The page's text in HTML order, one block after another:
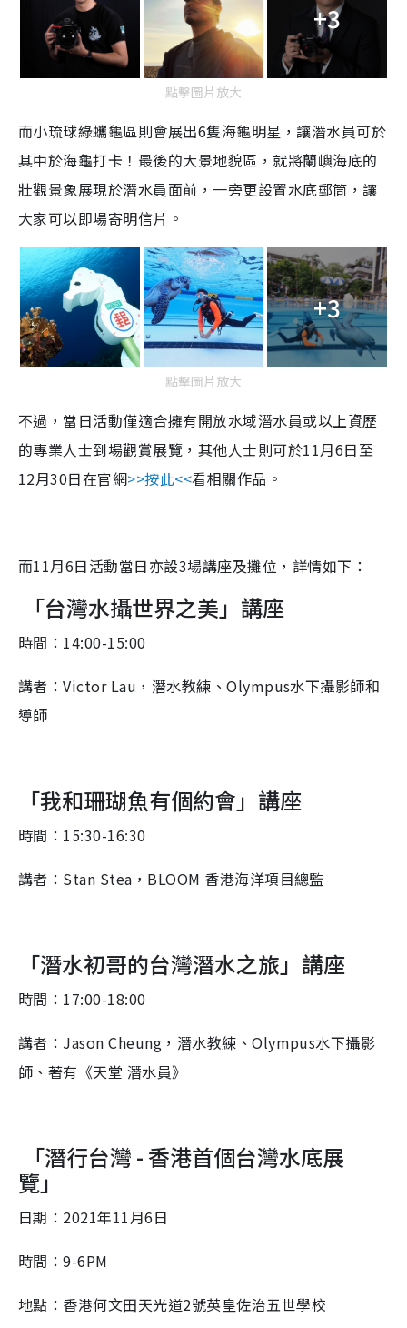
+3
點擊圖片放大
而小琉球綠蠵龜區則會展出6隻海龜明星，讓潛水員可於
其中於海龜打卡！最後的大景地貌區，就將蘭嶼海底的
壯觀景象展現於潛水員面前，一旁更設置水底郵筒，讓
大家可以即場寄明信片。
+3
點擊圖片放大
不過，當日活動僅適合擁有開放水域潛水員或以上資歷
的專業人士到場觀賞展覽，其他人士則可於11月6日至
12月30日在官網>>按此<<看相關作品。
而11月6日活動當日亦設3場講座及攤位，詳情如下：
「台灣水攝世界之美」講座
時間：14:00-15:00
講者：Victor Lau，潛水教練、Olympus水下攝影師和
導師
「我和珊瑚魚有個約會」講座
時間：15:30-16:30
講者：Stan Stea，BLOOM 香港海洋項目總監
「潛水初哥的台灣潛水之旅」講座
時間：17:00-18:00
講者：Jason Cheung，潛水教練、Olympus水下攝影
師、著有《天堂 潛水員》
「潛行台灣 - 香港首個台灣水底展
覽」
日期：2021年11月6日
時間：9-6PM
地點：香港何文田天光道2號英皇佐治五世學校